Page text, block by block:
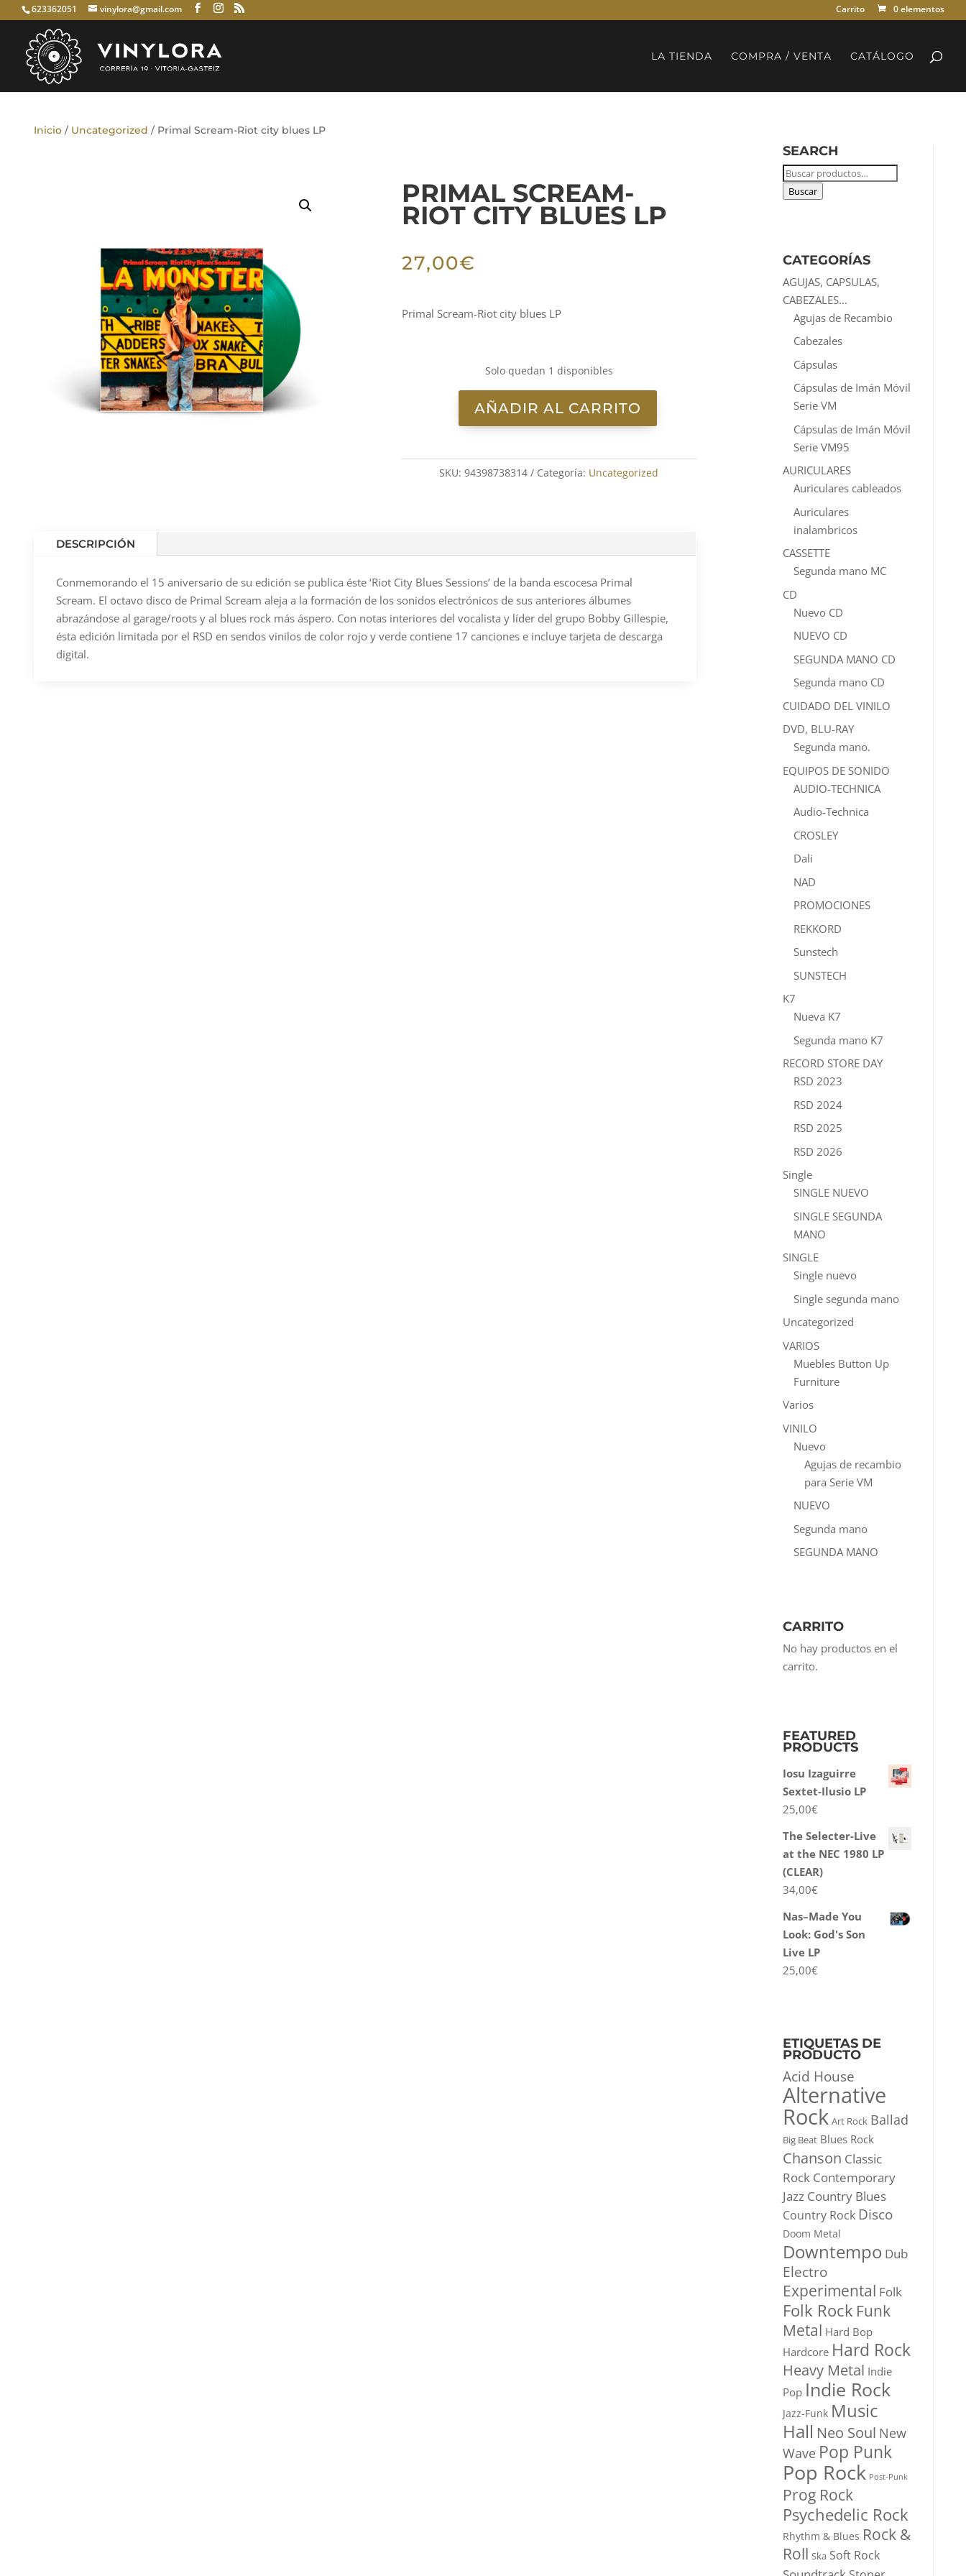
623362051 vinylora@gmail.com Carrito 0 elementos
LA TIENDA COMPRA / VENTA CATÁLOGO
Inicio / Uncategorized / Primal Scream-Riot city blues LP
PRIMAL SCREAM-
RIOT CITY BLUES LP
27,00€
Primal Scream-Riot city blues LP
Solo quedan 1 disponibles
Scream-
AÑADIR AL CARRITO
SKU:94398738314 Categoría: Uncategorized
DESCRIPCIÓN
Conmemorando el 15 aniversario de su edición se publica éste ‘Riot City Blues Sessions’ de la banda escocesa Primal
Scream. El octavo disco de Primal Scream aleja a la formación de los sonidos electrónicos de sus anteriores álbumes
abrazándose al garage/roots y al blues rock más áspero. Con notas interiores del vocalista y líder del grupo Bobby Gillespie,
ésta edición limitada por el RSD en sendos vinilos de color rojo y verde contiene 17 canciones e incluye tarjeta de descarga
digital.
SEARCH
Buscar
por:
Buscar
CATEGORÍAS
AGUJAS, CAPSULAS,
CABEZALES...
Agujas de Recambio
Cabezales
Cápsulas
Cápsulas de Imán Móvil
Serie VM
Cápsulas de Imán Móvil
Serie VM95
AURICULARES
Auriculares cableados
Auriculares
inalambricos
CASSETTE
Segunda mano MC
CD
Nuevo CD
NUEVO CD
SEGUNDA MANO CD
Segunda mano CD
CUIDADO DEL VINILO
DVD, BLU-RAY
Segunda mano.
EQUIPOS DE SONIDO
AUDIO-TECHNICA
Audio-Technica
CROSLEY
Dali
NAD
PROMOCIONES
REKKORD
Sunstech
SUNSTECH
K7
Nueva K7
Segunda mano K7
RECORD STORE DAY
RSD 2023
RSD 2024
RSD 2025
RSD 2026
Single
SINGLE NUEVO
SINGLE SEGUNDA
MANO
SINGLE
Single nuevo
Single segunda mano
Uncategorized
VARIOS
Muebles Button Up
Furniture
Varios
VINILO
Nuevo
Agujas de recambio
para Serie VM
NUEVO
Segunda mano
SEGUNDA MANO
CARRITO
No hay productos en el
carrito.
FEATURED
PRODUCTS
Iosu Izaguirre
Sextet-Ilusio LP
25,00€
The Selecter-Live
at the NEC 1980 LP
(CLEAR)
34,00€
Nas–Made You
Look: God's Son
Live LP
25,00€
ETIQUETAS DE
PRODUCTO
Acid House
Alternative
Rock Art Rock Ballad
Big Beat Blues Rock
Chanson Classic
Rock Contemporary
Jazz Country Blues
Country Rock Disco
Doom Metal
Downtempo Dub
Electro
Experimental Folk
Folk Rock Funk
Metal Hard Bop
Hardcore Hard Rock
Heavy Metal Indie
Pop Indie Rock
Jazz-Funk Music
Hall Neo Soul New
Wave Pop Punk
Pop Rock Post-Punk
Prog Rock
Psychedelic Rock
Rhythm & Blues Rock &
Roll Ska Soft Rock